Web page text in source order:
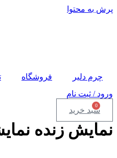
پرش به محتوا
چرم دلیر فروشگاه
ورود / ثبت نام
0
سبد خرید
نمایش زنده